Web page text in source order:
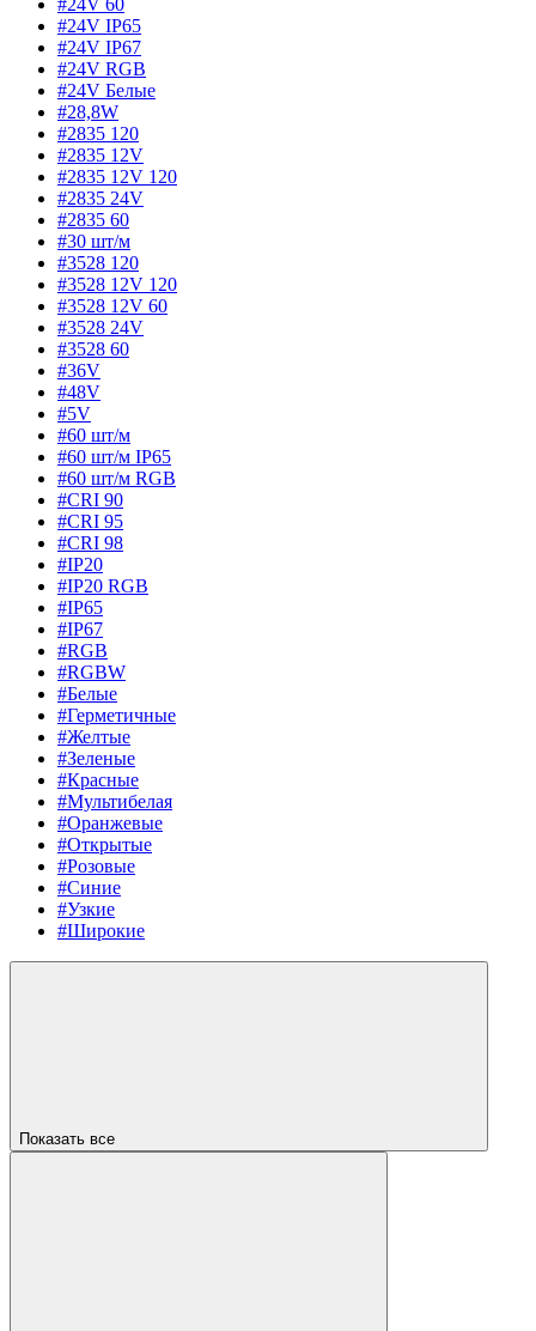
#24V IP65
#24V IP67
#24V RGB
#24V Белые
#28,8W
#2835 120
#2835 12V
#2835 12V 120
#2835 24V
#2835 60
#30 шт/м
#3528 120
#3528 12V 120
#3528 12V 60
#3528 24V
#3528 60
#36V
#48V
#5V
#60 шт/м
#60 шт/м IP65
#60 шт/м RGB
#CRI 90
#CRI 95
#CRI 98
#IP20
#IP20 RGB
#IP65
#IP67
#RGB
#RGBW
#Белые
#Герметичные
#Желтые
#Зеленые
#Красные
#Мультибелая
#Оранжевые
#Открытые
#Розовые
#Синие
#Узкие
#Широкие
Показать все